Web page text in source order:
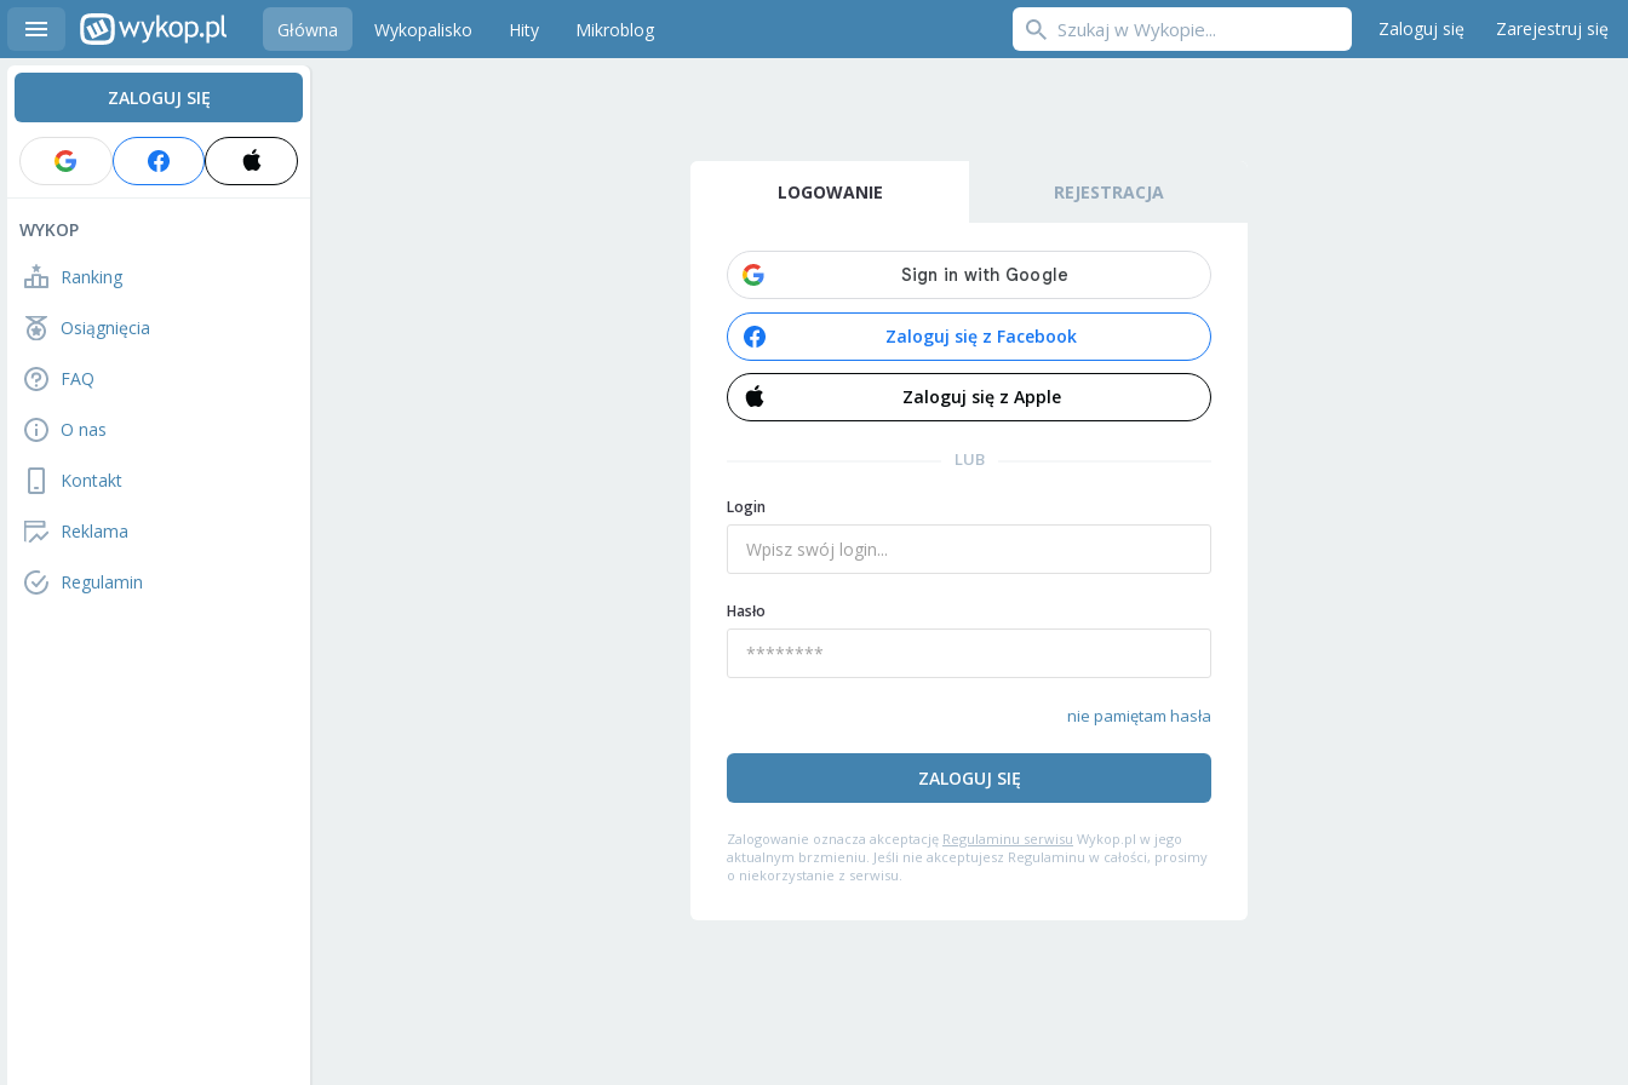
Główna Wykopalisko Hity Mikroblog Zaloguj się Zarejestruj się
ZALOGUJ SIĘ
WYKOP
Ranking
Osiągnięcia
FAQ
O nas
Kontakt
Reklama
Regulamin
LOGOWANIE REJESTRACJA
Zaloguj się z Facebook
Zaloguj się z Apple
LUB
Login
Hasło
nie pamiętam hasła
ZALOGUJ SIĘ
Zalogowanie oznacza akceptację Regulaminu serwisu Wykop.pl w jego
aktualnym brzmieniu. Jeśli nie akceptujesz Regulaminu w całości, prosimy
o niekorzystanie z serwisu.